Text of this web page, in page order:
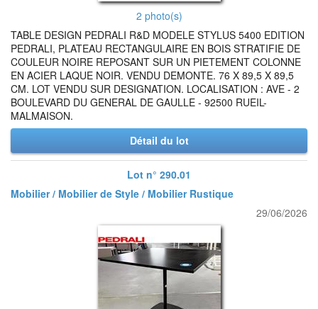
2 photo(s)
TABLE DESIGN PEDRALI R&D MODELE STYLUS 5400 EDITION
PEDRALI, PLATEAU RECTANGULAIRE EN BOIS STRATIFIE DE
COULEUR NOIRE REPOSANT SUR UN PIETEMENT COLONNE
EN ACIER LAQUE NOIR. VENDU DEMONTE. 76 X 89,5 X 89,5
CM. LOT VENDU SUR DESIGNATION. LOCALISATION : AVE - 2
BOULEVARD DU GENERAL DE GAULLE - 92500 RUEIL-
MALMAISON.
Détail du lot
Lot n° 290.01
Mobilier / Mobilier de Style / Mobilier Rustique
29/06/2026